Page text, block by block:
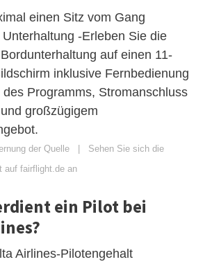
einen Sitz vom Gang
-Erleben Sie die
auf einen 11-
inklusive Fernbedienung
Programms, Stromanschluss
großzügigem
der Quelle | Sehen Sie sich die
auf fairflight.de an
ein Pilot bei
Airlines-Pilotengehalt